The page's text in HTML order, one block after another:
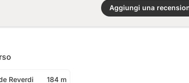
Aggiungi una
Reverdi 184 m